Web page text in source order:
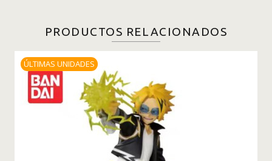
PRODUCTOS RELACIONADOS
ÚLTIMAS UNIDADES